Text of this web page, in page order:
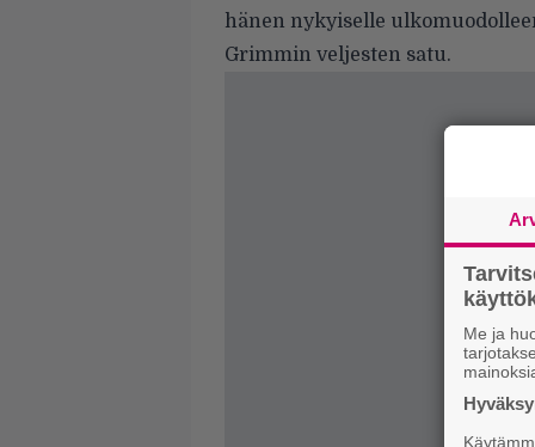
hänen nykyiselle
Grimmin veljesten satu.
Me ja